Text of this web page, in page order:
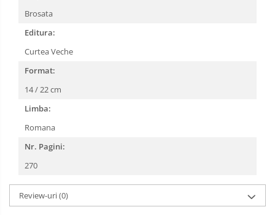
Brosata
Editura:
Curtea Veche
Format:
14 / 22 cm
Limba:
Romana
Nr. Pagini:
270
Review-uri(0)